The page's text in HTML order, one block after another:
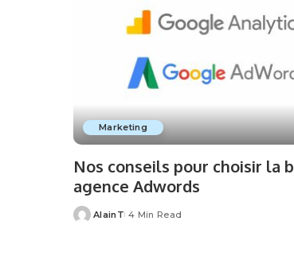
Marketing
Nos conseils pour choisir la
agence Adwords
Posted
AlainT 4 Min Read